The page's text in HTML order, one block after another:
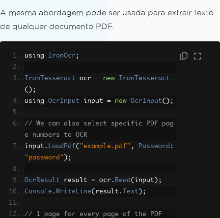
A mesma abordagem pode ser usada para extrair texto
de qualquer documento PDF.
using IronOcr ;
IronTesseract ocr = new
IronTesseract
();
using OcrInput input = new OcrInput();
// We can also select specific PDF pag
e numbers to OCR
input . LoadPdf( "example.pdf" , Password :
"password" );
OcrResult result = ocr . Read ( input );
Console . WriteLine( result . Text );
// 1 page for every page of the PDF